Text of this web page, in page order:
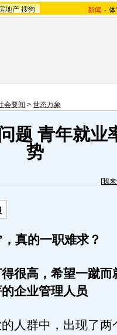
地产 搜狗 新闻 -
会要闻 > 世态万象
题 青年就业
势
[我
真的一职难求？
很高，希望一蹴而
企业管理人员
群中，出现了两